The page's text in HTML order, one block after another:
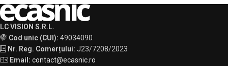
LC VISION S.R.L.
Cod unic (CUI): 49034090
Nr. Reg. Comerțului: J23/7208/2023
Email: contact@ecasnic.ro